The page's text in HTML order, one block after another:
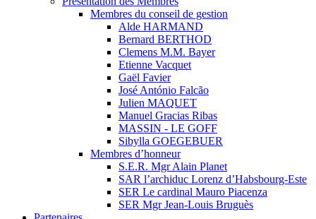
Membres du conseil de gestion
Alde HARMAND
Bernard BERTHOD
Clemens M.M. Bayer
Etienne Vacquet
Gaël Favier
José António Falcão
Julien MAQUET
Manuel Gracias Ribas
MASSIN - LE GOFF
Sibylla GOEGEBUER
Membres d’honneur
S.E.R. Mgr Alain Planet
SAR l’archiduc Lorenz d’Habsbourg-Este
SER Le cardinal Mauro Piacenza
SER Mgr Jean-Louis Bruguès